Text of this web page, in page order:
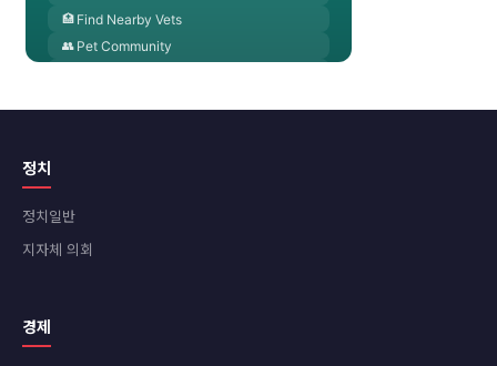
정치
정치일반
지자체 의회
경제